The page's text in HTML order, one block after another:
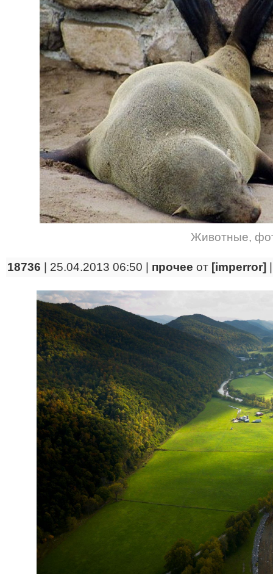
Животные,
18736 | 25.04.2013 06:50 | прочее от [imperror]